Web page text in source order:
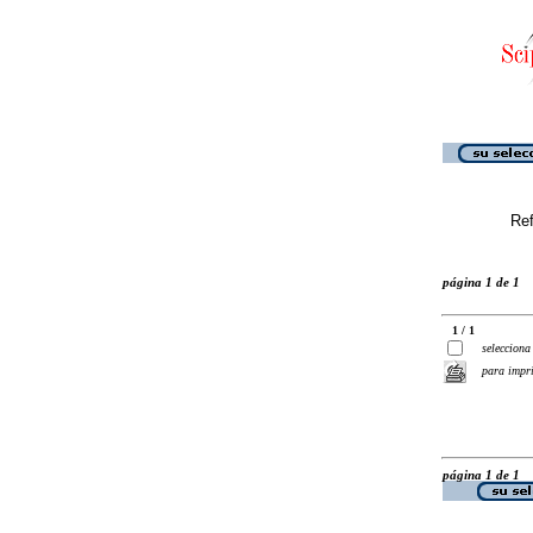
página 1 de 1
1 / 1
selecciona
para
página 1 de 1